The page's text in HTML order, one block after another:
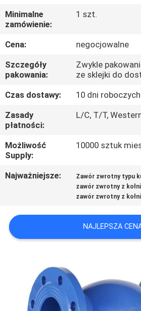
KONTROLA
SKONTAKTUJ
SIĘ
Z
NAMI
AKTUALNOŚCI
POPROSIĆ
WYCENĘ
PRIVACY
POLICY
Minimalne
zamówienie:
1 szt.
Cena:
negocjowalne
Szczegóły
pakowania:
Zwykle
ze sklejki do
Czas dostawy:
10 dni roboczych
Zasady
płatności:
L/C, T/T,
Możliwość
Supply:
10000 sztuk
Najważniejsze: Zawór zwrotny typu
zawór zwrotny z
zawór zwrotny z
NAJLEPSZA